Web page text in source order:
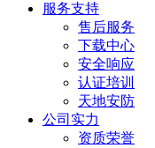
服务支持
售后服务
下载中心
安全响应
认证培训
天地安防
公司实力
资质荣誉